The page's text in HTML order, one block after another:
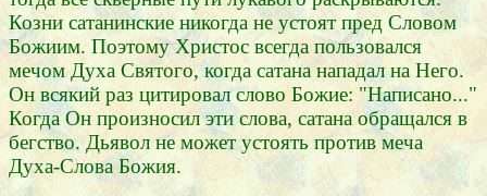
Козни сатанинские никогда не устоят пред Словом
Божиим. Поэтому Христос всегда пользовался
мечом Духа Святого, когда сатана нападал на Него.
Он всякий раз цитировал слово Божие: "Написано..."
Когда Он произносил эти слова, сатана обращался в
бегство. Дьявол не может устоять против меча
Духа-Слова Божия.